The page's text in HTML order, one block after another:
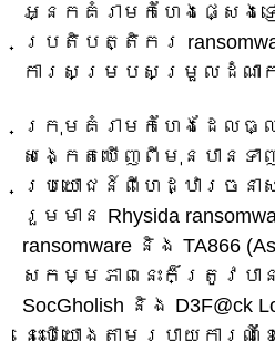
អ្នកគំរាមកំហែងផ្សេងទ
ប្រតិបត្តិករ
ការសម្របសម្រួលដំណា
ក្រុមគំរាមកំហែងដែលធ្ល
សង្កេតឃើញពីមុនបានទ
ប្រយោជន៍ពីហេដ្ឋារចនា
រួមមាន Rhysida
ransomware និង TA866
សកម្មភាពនេះក៏ត្រូវបា
SocGholish និង D3F@ck
នេះបើយោងតាមរបាយការ